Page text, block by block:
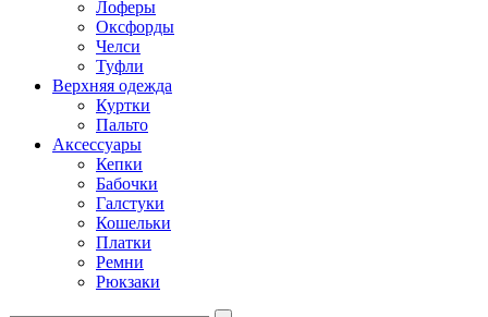
Лоферы
Оксфорды
Челси
Туфли
Верхняя одежда
Куртки
Пальто
Аксессуары
Кепки
Бабочки
Галстуки
Кошельки
Платки
Ремни
Рюкзаки